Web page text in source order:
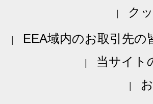
ク
EEA域内のお取引先
当サイト